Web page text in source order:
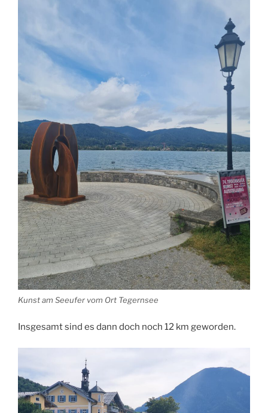
Kunst am Seeufer vom Ort Tegernsee
Insgesamt sind es dann doch noch 12 km geworden.